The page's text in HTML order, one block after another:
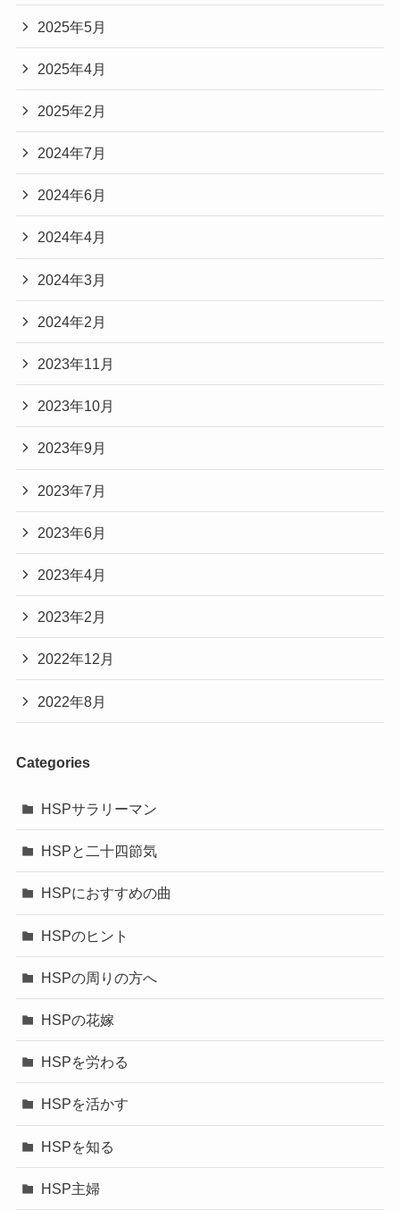
2025年5月
2025年4月
2025年2月
2024年7月
2024年6月
2024年4月
2024年3月
2024年2月
2023年11月
2023年10月
2023年9月
2023年7月
2023年6月
2023年4月
2023年2月
2022年12月
2022年8月
Categories
HSPサラリーマン
HSPと二十四節気
HSPにおすすめの曲
HSPのヒント
HSPの周りの方へ
HSPの花嫁
HSPを労わる
HSPを活かす
HSPを知る
HSP主婦